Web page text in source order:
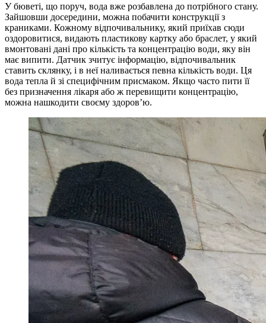
У бюветі, що поруч, вода вже розбавлена до потрібного стану.
Зайшовши досередини, можна побачити конструкції з
краниками. Кожному відпочивальнику, який приїхав сюди
оздоровитися, видають пластикову картку або браслет, у який
вмонтовані дані про кількість та концентрацію води, яку він
має випити. Датчик зчитує інформацію, відпочивальник
ставить склянку, і в неї наливається певна кількість води. Ця
вода тепла й зі специфічним присмаком. Якщо часто пити її
без призначення лікаря або ж перевищити концентрацію,
можна нашкодити своєму здоров’ю.